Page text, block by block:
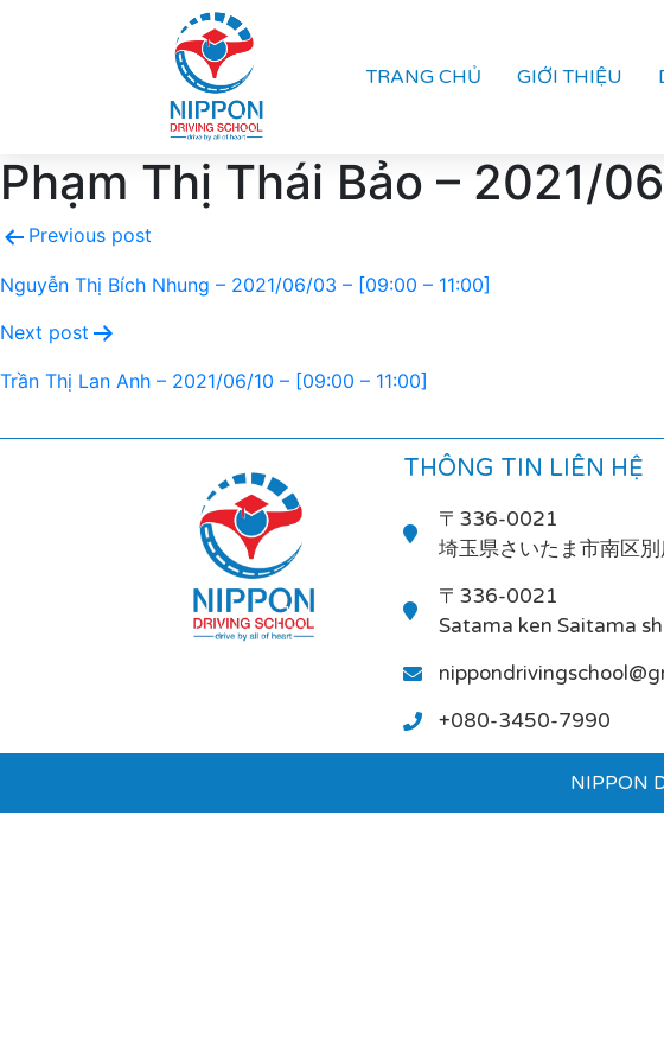
TRANG CHỦ GIỚI THIỆU
Phạm Thị Thái Bảo – 2021/
Previous post
Nguyễn Thị Bích Nhung – 2021/06/03 – [09:00 – 11:00]
Next post
Trần Thị Lan Anh – 2021/06/10 – [09:00 – 11:00]
THÔNG TIN LIÊN HỆ
〒336-0021
埼玉県さいたま市南区
〒336-0021
Satama ken Saitama
+080-3450-7990
NIPPON